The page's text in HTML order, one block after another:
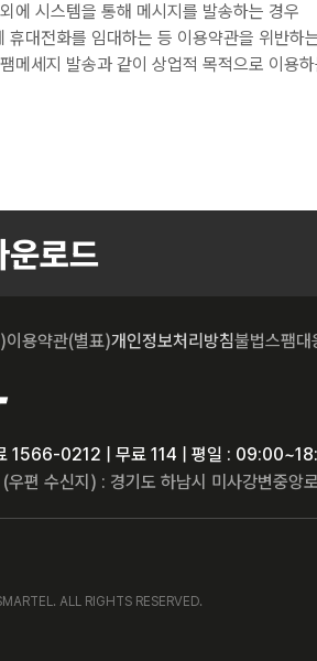
에 시스템을 통해 메시지를 발송하는 경우
휴대전화를 임대하는 등 이용약관을 위반하
메세지 발송과 같이 상업적 목적으로 이용
로드
이용약관(별표)개인정보처리방침불법스팸대
1566-0212 | 무료 114 | 평일 :
우편 수신지) : 경기도 하남시 미사강변중
ALL RIGHTS RESERVED.